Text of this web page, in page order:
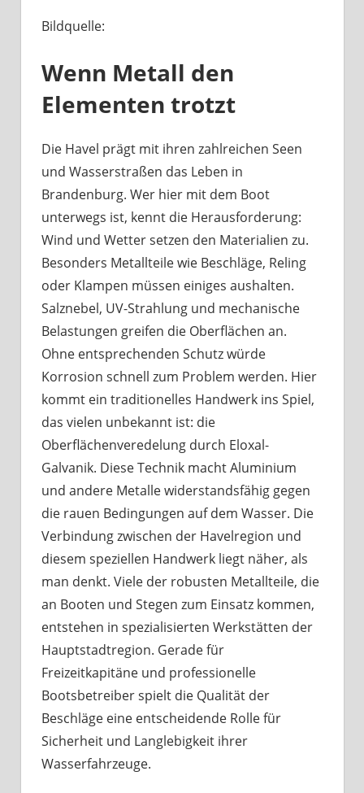
mit
tun?
Bildquelle:
Wenn Metall den
Elementen trotzt
Die Havel prägt mit ihren zahlreichen Seen
und Wasserstraßen das Leben in
Brandenburg. Wer hier mit dem Boot
unterwegs ist, kennt die Herausforderung:
Wind und Wetter setzen den Materialien zu.
Besonders Metallteile wie Beschläge, Reling
oder Klampen müssen einiges aushalten.
Salznebel, UV-Strahlung und mechanische
Belastungen greifen die Oberflächen an.
Ohne entsprechenden Schutz würde
Korrosion schnell zum Problem werden. Hier
kommt ein traditionelles Handwerk ins Spiel,
das vielen unbekannt ist: die
Oberflächenveredelung durch Eloxal-
Galvanik. Diese Technik macht Aluminium
und andere Metalle widerstandsfähig gegen
die rauen Bedingungen auf dem Wasser. Die
Verbindung zwischen der Havelregion und
diesem speziellen Handwerk liegt näher, als
man denkt. Viele der robusten Metallteile, die
an Booten und Stegen zum Einsatz kommen,
entstehen in spezialisierten Werkstätten der
Hauptstadtregion. Gerade für
Freizeitkapitäne und professionelle
Bootsbetreiber spielt die Qualität der
Beschläge eine entscheidende Rolle für
Sicherheit und Langlebigkeit ihrer
Wasserfahrzeuge.